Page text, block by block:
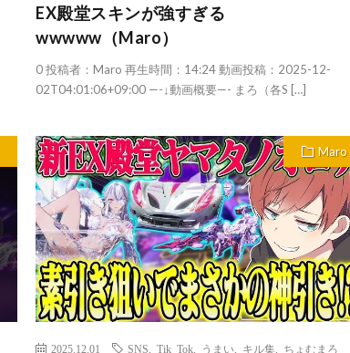
EX殿堂スキンが強すぎる
wwwww（Maro）
0 投稿者：Maro 再生時間：14:24 動画投稿：2025-12-
02T04:01:06+09:00 —-↓動画概要—- まろ（各S […]
Maro
2025.12.01 SNS ,Tik Tok うまい キル集 ちょむまろ